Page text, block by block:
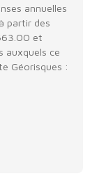
annuelles
partir des
et
auxquels ce
Géorisques :